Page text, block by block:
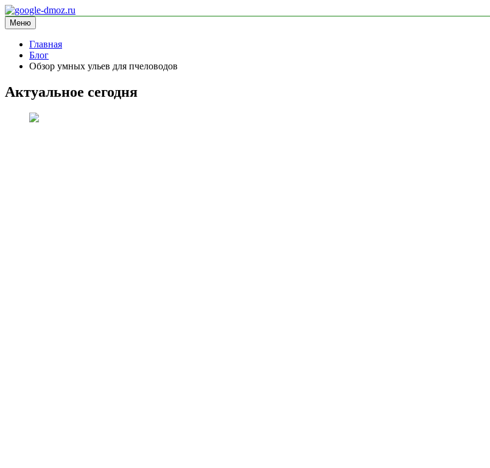
Перейти
к
содержимому
google-dmoz.ru
информационный сайт
Меню
Главная
Блог
Обзор умных ульев для пчеловодов
Актуальное сегодня